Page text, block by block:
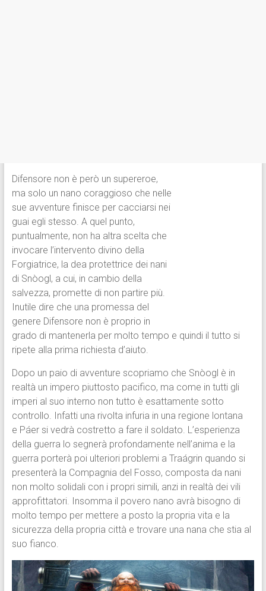
Difensore non è però un supereroe,
ma solo un nano coraggioso che nelle
sue avventure finisce per cacciarsi nei
guai egli stesso. A quel punto,
puntualmente, non ha altra scelta che
invocare l’intervento divino della
Forgiatrice, la dea protettrice dei nani
di Snòogl, a cui, in cambio della
salvezza, promette di non partire più.
Inutile dire che una promessa del
genere Difensore non è proprio in
grado di mantenerla per molto tempo e quindi il tutto si
ripete alla prima richiesta d’aiuto.
Dopo un paio di avventure scopriamo che Snòogl è in
realtà un impero piuttosto pacifico, ma come in tutti gli
imperi al suo interno non tutto è esattamente sotto
controllo. Infatti una rivolta infuria in una regione lontana
e Páer si vedrà costretto a fare il soldato. L’esperienza
della guerra lo segnerà profondamente nell’anima e la
guerra porterà poi ulteriori problemi a Traágrin quando si
presenterà la Compagnia del Fosso, composta da nani
non molto solidali con i propri simili, anzi in realtà dei vili
approfittatori. Insomma il povero nano avrà bisogno di
molto tempo per mettere a posto la propria vita e la
sicurezza della propria città e trovare una nana che stia al
suo fianco.